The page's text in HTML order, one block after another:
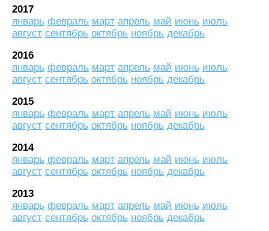
2017
январь февраль март апрель май июнь июль
август сентябрь октябрь ноябрь декабрь
2016
январь февраль март апрель май июнь июль
август сентябрь октябрь ноябрь декабрь
2015
январь февраль март апрель май июнь июль
август сентябрь октябрь ноябрь декабрь
2014
январь февраль март апрель май июнь июль
август сентябрь октябрь ноябрь декабрь
2013
январь февраль март апрель май июнь июль
август сентябрь октябрь ноябрь декабрь